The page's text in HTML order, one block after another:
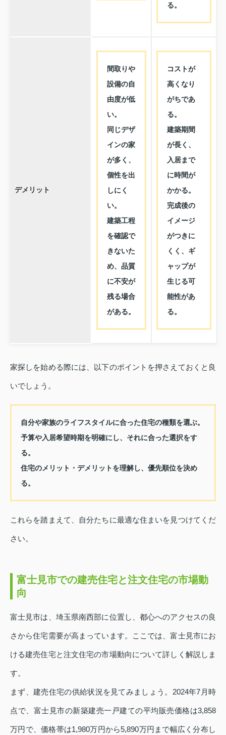
る。
デメリット
間取りや
設備の自
由度が低
い。
同じデザ
インの家
が多く、
個性を出
しにく
い。
建築工程
を確認で
きないた
め、品質
に不安が
残る場合
がある。
コストが
高くなり
がちであ
る。
建築期間
が長く、
入居まで
に時間が
かかる。
完成後の
イメージ
がつきに
くく、ギ
ャップが
生じる可
能性があ
る。
家探しを始める際には、以下のポイントを押さえておくと良
いでしょう。
自分や家族のライフスタイルに合った住宅の種類を選ぶ。
予算や入居希望時期を明確にし、それに合った選択をす
る。
住宅のメリット・デメリットを理解し、優先順位を決め
る。
これらを踏まえて、自分たちに最適な住まいを見つけてくだ
さい。
富士見市での建売住宅と注文住宅の市場動
向
富士見市は、埼玉県南西部に位置し、都心へのアクセスの良
さから住宅需要が高まっています。ここでは、富士見市にお
ける建売住宅と注文住宅の市場動向について詳しく解説しま
す。
まず、建売住宅の供給状況を見てみましょう。2024年7月時
点で、富士見市の新築建売一戸建ての平均販売価格は3,858
万円で、価格帯は1,980万円から5,890万円まで幅広く分布し